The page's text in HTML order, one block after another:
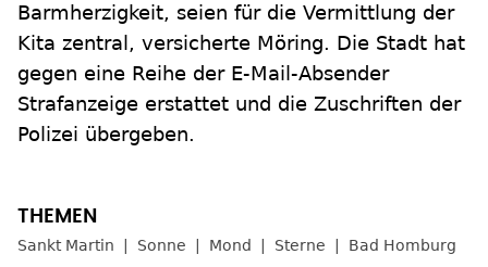
Barmherzigkeit, seien für die Vermittlung der
Kita zentral, versicherte Möring. Die Stadt hat
gegen eine Reihe der E-Mail-Absender
Strafanzeige erstattet und die Zuschriften der
Polizei übergeben.
Sankt Martin Sonne Mond Sterne Bad Homburg